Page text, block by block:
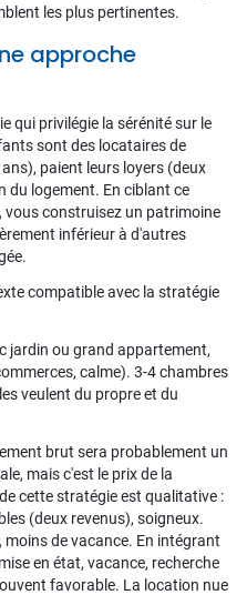
les plus pertinentes.
approche
qui privilégie la sérénité sur le
sont des locataires de
paient leurs loyers (deux
du logement. En ciblant ce
vous construisez un patrimoine
inférieur à d'autres
compatible avec la stratégie
jardin ou grand appartement,
calme). 3-4 chambres
veulent du propre et du
brut sera probablement un
mais c'est le prix de la
cette stratégie est qualitative :
(deux revenus), soigneux.
de vacance. En intégrant
en état, vacance, recherche
favorable. La location nue